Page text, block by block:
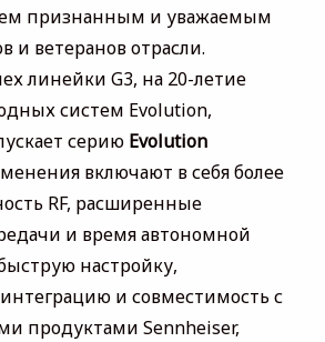
признанным и уважаемым
и ветеранов отрасли.
линейки G3, на 20-летие
систем Evolution,
серию Evolution
включают в себя более
RF, расширенные
и время автономной
настройку,
и совместимость с
продуктами Sennheiser,